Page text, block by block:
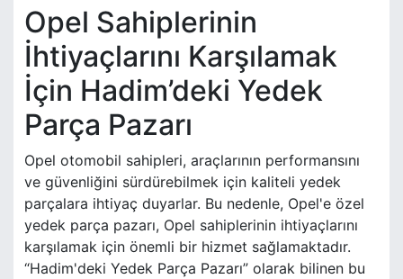
Opel Sahiplerinin
İhtiyaçlarını Karşılamak
İçin Hadim’deki Yedek
Parça Pazarı
Opel otomobil sahipleri, araçlarının performansını
ve güvenliğini sürdürebilmek için kaliteli yedek
parçalara ihtiyaç duyarlar. Bu nedenle, Opel'e özel
yedek parça pazarı, Opel sahiplerinin ihtiyaçlarını
karşılamak için önemli bir hizmet sağlamaktadır.
“Hadim'deki Yedek Parça Pazarı” olarak bilinen bu